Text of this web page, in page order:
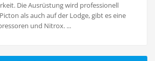
Die Ausrüstung wird professionell
als auch auf der Lodge, gibt es eine
und Nitrox. ...